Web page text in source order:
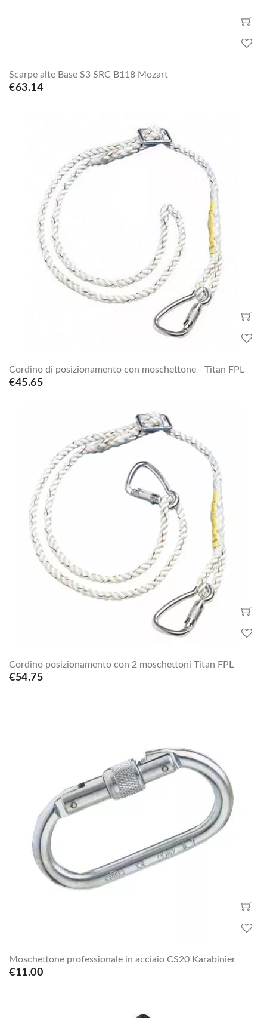
Scarpe alte Base S3 SRC B118 Mozart
€63.14
Cordino di posizionamento con moschettone - Titan FPL
€45.65
Cordino posizionamento con 2 moschettoni Titan FPL
€54.75
Moschettone professionale in acciaio CS20 Karabinier
€11.00